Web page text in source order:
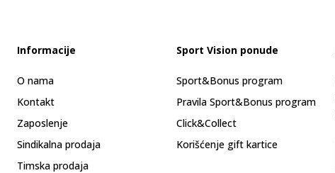
Informacije
O nama
Kontakt
Zaposlenje
Sindikalna prodaja
Timska prodaja
Sport Vision ponude
Sport&Bonus program
Pravila Sport&Bonus program
Click&Collect
Korišćenje gift kartice